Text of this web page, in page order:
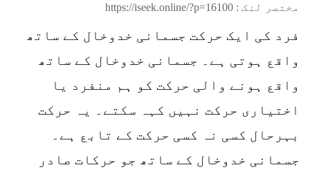
مختصر لنک : https://iseek.online/?p=16100
فرد کی ایک حرکت جسمانی خدوخال کے ساتھ
واقع ہوتی ہے۔ جسمانی خدوخال کے ساتھ
واقع ہونے والی حرکت کو ہم منفرد یا
اختیاری حرکت نہیں کہہ سکتے۔ یہ حرکت
بہرحال کسی نہ کسی حرکت کے تابع ہے۔
جسمانی خدوخال کے ساتھ جو حرکات صادر